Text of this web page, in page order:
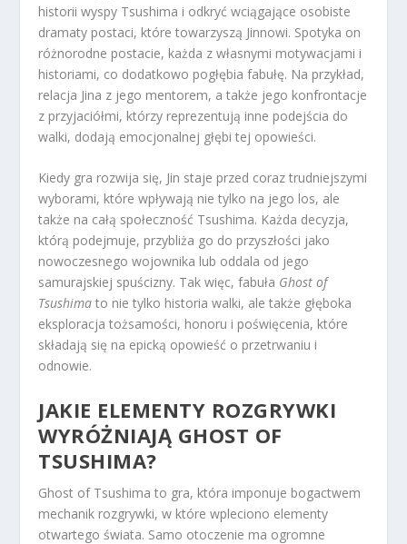
historii wyspy Tsushima i odkryć wciągające osobiste
dramaty postaci, które towarzyszą Jinnowi. Spotyka on
różnorodne postacie, każda z własnymi motywacjami i
historiami, co dodatkowo pogłębia fabułę. Na przykład,
relacja Jina z jego mentorem, a także jego konfrontacje
z przyjaciółmi, którzy reprezentują inne podejścia do
walki, dodają emocjonalnej głębi tej opowieści.
Kiedy gra rozwija się, Jin staje przed coraz trudniejszymi
wyborami, które wpływają nie tylko na jego los, ale
także na całą społeczność Tsushima. Każda decyzja,
którą podejmuje, przybliża go do przyszłości jako
nowoczesnego wojownika lub oddala od jego
samurajskiej spuścizny. Tak więc, fabuła Ghost of
Tsushima to nie tylko historia walki, ale także głęboka
eksploracja tożsamości, honoru i poświęcenia, które
składają się na epicką opowieść o przetrwaniu i
odnowie.
JAKIE ELEMENTY ROZGRYWKI
WYRÓŻNIAJĄ GHOST OF
TSUSHIMA?
Ghost of Tsushima to gra, która imponuje bogactwem
mechanik rozgrywki, w które wpleciono elementy
otwartego świata. Samo otoczenie ma ogromne